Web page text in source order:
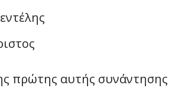
πρώτης αυτής συνάντησης